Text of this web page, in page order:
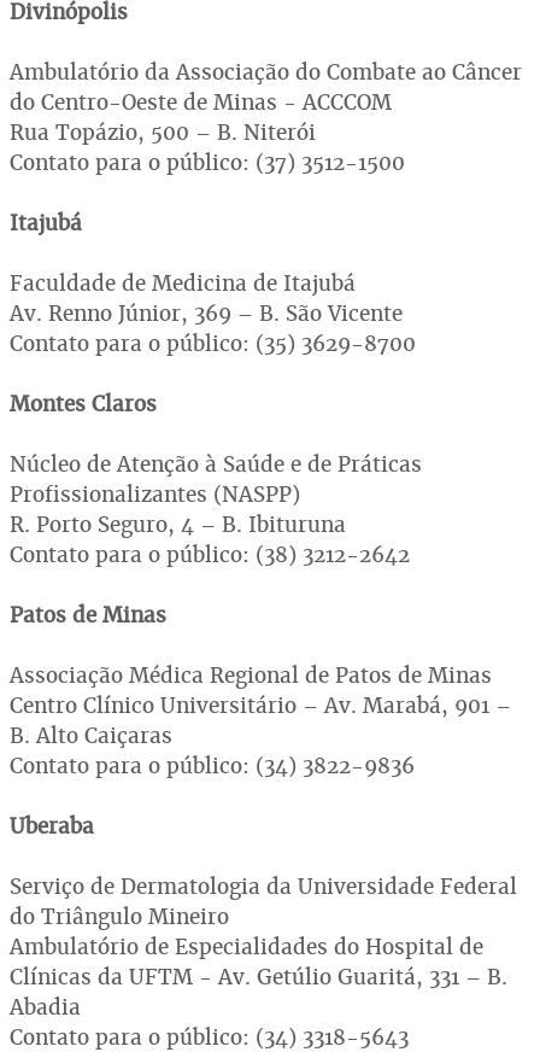
Divinópolis
Ambulatório da Associação do Combate ao Câncer
do Centro-Oeste de Minas - ACCCOM
Rua Topázio, 500 – B. Niterói
Contato para o público: (37) 3512-1500
Itajubá
Faculdade de Medicina de Itajubá
Av. Renno Júnior, 369 – B. São Vicente
Contato para o público: (35) 3629-8700
Montes Claros
Núcleo de Atenção à Saúde e de Práticas
Profissionalizantes (NASPP)
R. Porto Seguro, 4 – B. Ibituruna
Contato para o público: (38) 3212-2642
Patos de Minas
Associação Médica Regional de Patos de Minas
Centro Clínico Universitário – Av. Marabá, 901 –
B. Alto Caiçaras
Contato para o público: (34) 3822-9836
Uberaba
Serviço de Dermatologia da Universidade Federal
do Triângulo Mineiro
Ambulatório de Especialidades do Hospital de
Clínicas da UFTM - Av. Getúlio Guaritá, 331 – B.
Abadia
Contato para o público: (34) 3318-5643